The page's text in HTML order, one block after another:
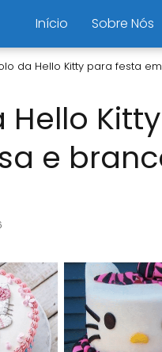
Início Sobre Nós
da Hello Kitty para festa
Kitty
e